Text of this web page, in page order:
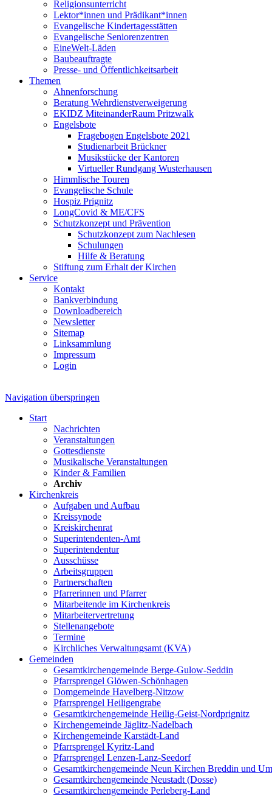
Religionsunterricht
Lektor*innen und Prädikant*innen
Evangelische Kindertagesstätten
Evangelische Seniorenzentren
EineWelt-Läden
Baubeauftragte
Presse- und Öffentlichkeitsarbeit
Themen
Ahnenforschung
Beratung Wehrdienstverweigerung
EKIDZ MiteinanderRaum Pritzwalk
Engelsbote
Fragebogen Engelsbote 2021
Studienarbeit Brückner
Musikstücke der Kantoren
Virtueller Rundgang Wusterhausen
Himmlische Touren
Evangelische Schule
Hospiz Prignitz
LongCovid & ME/CFS
Schutzkonzept und Prävention
Schutzkonzept zum Nachlesen
Schulungen
Hilfe & Beratung
Stiftung zum Erhalt der Kirchen
Service
Kontakt
Bankverbindung
Downloadbereich
Newsletter
Sitemap
Linksammlung
Impressum
Login
Navigation überspringen
Start
Nachrichten
Veranstaltungen
Gottesdienste
Musikalische Veranstaltungen
Kinder & Familien
Archiv
Kirchenkreis
Aufgaben und Aufbau
Kreissynode
Kreiskirchenrat
Superintendenten-Amt
Superintendentur
Ausschüsse
Arbeitsgruppen
Partnerschaften
Pfarrerinnen und Pfarrer
Mitarbeitende im Kirchenkreis
Mitarbeitervertretung
Stellenangebote
Termine
Kirchliches Verwaltungsamt (KVA)
Gemeinden
Gesamtkirchengemeinde Berge-Gulow-Seddin
Pfarrsprengel Glöwen-Schönhagen
Domgemeinde Havelberg-Nitzow
Pfarrsprengel Heiligengrabe
Gesamtkirchengemeinde Heilig-Geist-Nordprignitz
Kirchengemeinde Jäglitz-Nadelbach
Kirchengemeinde Karstädt-Land
Pfarrsprengel Kyritz-Land
Pfarrsprengel Lenzen-Lanz-Seedorf
Gesamtkirchengemeinde Neun Kirchen Breddin und
Gesamtkirchengemeinde Neustadt (Dosse)
Gesamtkirchengemeinde Perleberg-Land